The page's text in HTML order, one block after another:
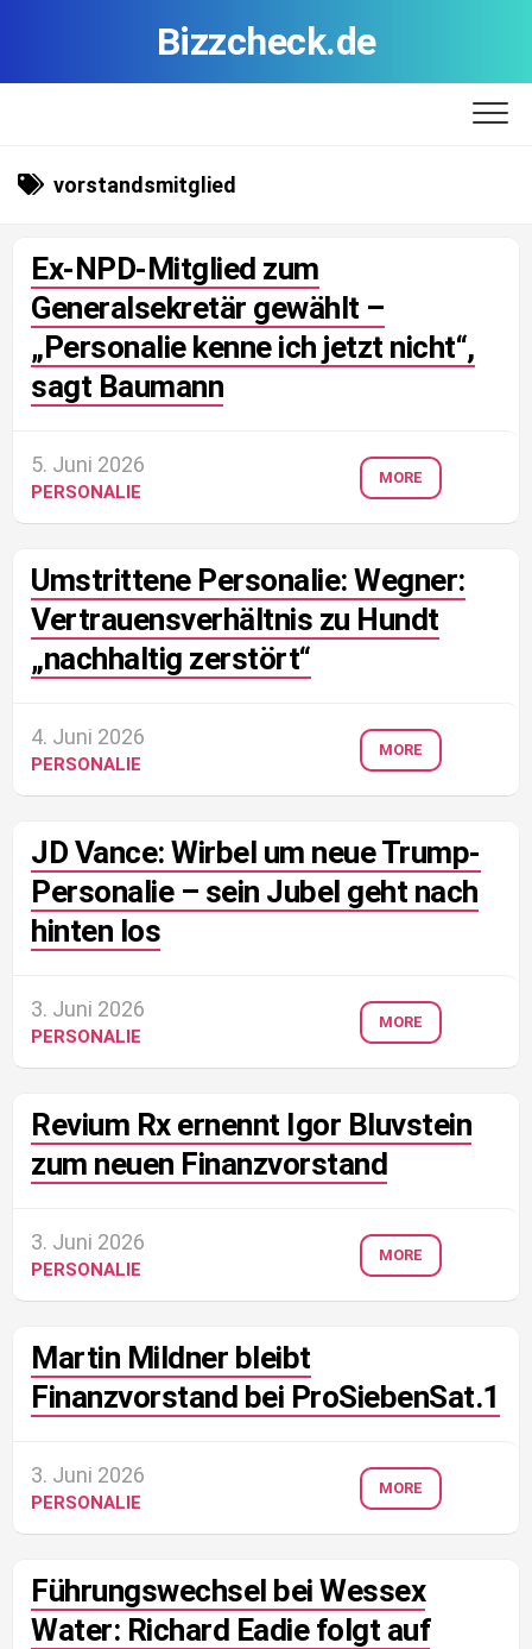
Bizzcheck.de
vorstandsmitglied
Ex-NPD-Mitglied zum
Generalsekretär gewählt –
„Personalie kenne ich jetzt nicht“,
sagt Baumann
5. Juni 2026
PERSONALIE
MORE
Umstrittene Personalie: Wegner:
Vertrauensverhältnis zu Hundt
„nachhaltig zerstört“
4. Juni 2026
PERSONALIE
MORE
JD Vance: Wirbel um neue Trump-
Personalie – sein Jubel geht nach
hinten los
3. Juni 2026
PERSONALIE
MORE
Revium Rx ernennt Igor Bluvstein
zum neuen Finanzvorstand
3. Juni 2026
PERSONALIE
MORE
Martin Mildner bleibt
Finanzvorstand bei ProSiebenSat.1
3. Juni 2026
PERSONALIE
MORE
Führungswechsel bei Wessex
Water: Richard Eadie folgt auf